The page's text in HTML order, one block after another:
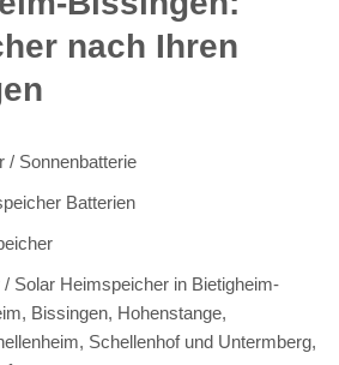
nach Ihren
/ Sonnenbatterie
Batterien
Solar Heimspeicher in Bietigheim-
Bissingen, Hohenstange,
Schellenhof und Untermberg,